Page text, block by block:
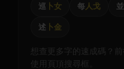
巡 卜女 每人戈 並
述 卜金
想查更多字的速成碼？
使用頁頂搜尋框。